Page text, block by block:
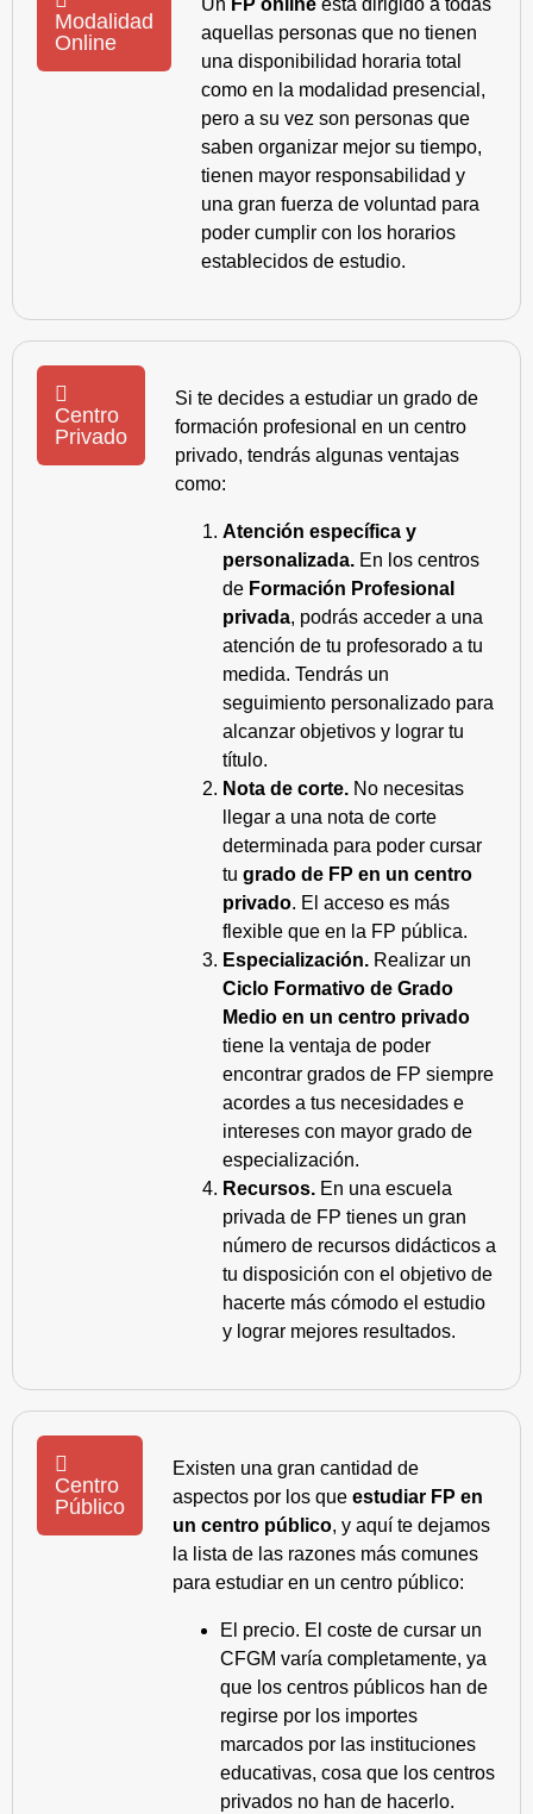
Modalidad
Online
Un FP online está dirigido a todas
aquellas personas que no tienen
una disponibilidad horaria total
como en la modalidad presencial,
pero a su vez son personas que
saben organizar mejor su tiempo,
tienen mayor responsabilidad y
una gran fuerza de voluntad para
poder cumplir con los horarios
establecidos de estudio.
Centro
Privado
Si te decides a estudiar un grado de
formación profesional en un centro
privado, tendrás algunas ventajas
como:
Atención específica y
personalizada. En los centros
de Formación Profesional
privada, podrás acceder a una
atención de tu profesorado a tu
medida. Tendrás un
seguimiento personalizado para
alcanzar objetivos y lograr tu
título.
Nota de corte. No necesitas
llegar a una nota de corte
determinada para poder cursar
tu grado de FP en un centro
privado. El acceso es más
flexible que en la FP pública.
Especialización. Realizar un
Ciclo Formativo de Grado
Medio en un centro privado
tiene la ventaja de poder
encontrar grados de FP siempre
acordes a tus necesidades e
intereses con mayor grado de
especialización.
Recursos. En una escuela
privada de FP tienes un gran
número de recursos didácticos a
tu disposición con el objetivo de
hacerte más cómodo el estudio
y lograr mejores resultados.
Centro
Público
Existen una gran cantidad de
aspectos por los que estudiar FP en
un centro público, y aquí te dejamos
la lista de las razones más comunes
para estudiar en un centro público:
El precio. El coste de cursar un
CFGM varía completamente, ya
que los centros públicos han de
regirse por los importes
marcados por las instituciones
educativas, cosa que los centros
privados no han de hacerlo.